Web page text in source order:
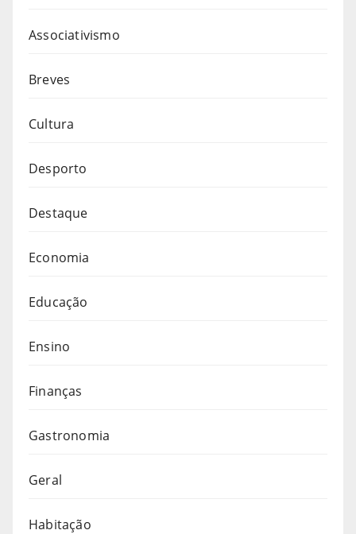
Associativismo
Breves
Cultura
Desporto
Destaque
Economia
Educação
Ensino
Finanças
Gastronomia
Geral
Habitação